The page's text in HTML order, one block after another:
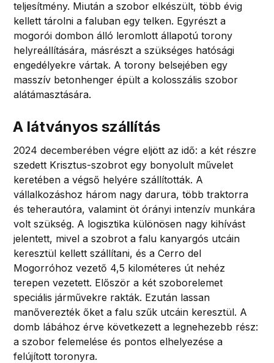
teljesítmény. Miután a szobor elkészült, több évig
kellett tárolni a faluban egy telken. Egyrészt a
mogorói dombon álló leromlott állapotú torony
helyreállítására, másrészt a szükséges hatósági
engedélyekre vártak. A torony belsejében egy
masszív betonhenger épült a kolosszális szobor
alátámasztására.
A látványos szállítás
2024 decemberében végre eljött az idő: a két részre
szedett Krisztus-szobrot egy bonyolult művelet
keretében a végső helyére szállították. A
vállalkozáshoz három nagy darura, több traktorra
és teherautóra, valamint öt órányi intenzív munkára
volt szükség. A logisztika különösen nagy kihívást
jelentett, mivel a szobrot a falu kanyargós utcáin
keresztül kellett szállítani, és a Cerro del
Mogorróhoz vezető 4,5 kilométeres út nehéz
terepen vezetett. Először a két szoborelemet
speciális járművekre rakták. Ezután lassan
manőverezték őket a falu szűk utcáin keresztül. A
domb lábához érve következett a legnehezebb rész:
a szobor felemelése és pontos elhelyezése a
felújított toronyra.